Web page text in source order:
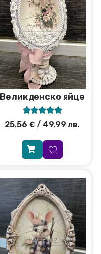
Великденско яйце

25,56 € / 49,99 лв.